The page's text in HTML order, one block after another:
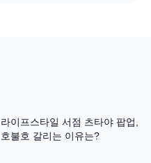
라이프스타일 서점 츠타야 팝업,
호불호 갈리는 이유는?